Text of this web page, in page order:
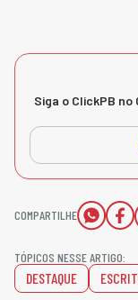
Siga o ClickPB
COMPARTILHE
TÓPICOS NESSE ARTIGO:
DESTAQUE